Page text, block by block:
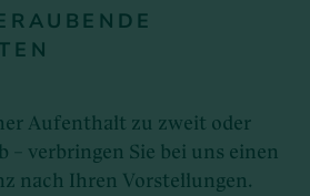
Aufenthalt zu zweit oder
– verbringen Sie bei uns einen
nach Ihren Vorstellungen.